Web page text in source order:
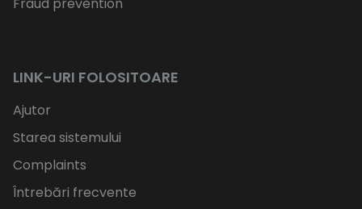
LINK-URI FOLOSITOARE
Ajutor
Starea sistemului
Complaints
Întrebări frecvente